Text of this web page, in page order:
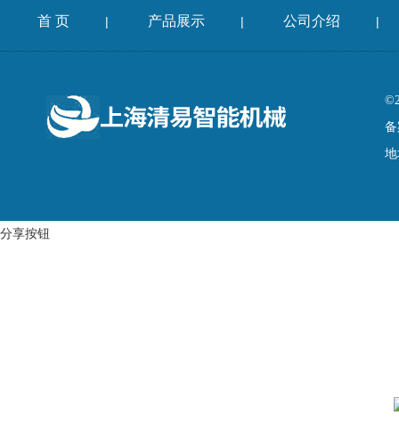
首 页 | 产品展示 | 公司介绍 |
备
分享按钮